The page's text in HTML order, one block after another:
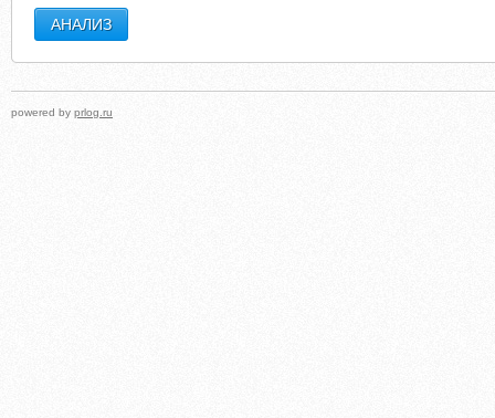
powered by prlog.ru